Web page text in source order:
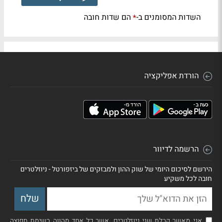
השדות המסומנים ב-*הם שדות חובה
הורדת אפליקציה
הרשמה לדיוור
הירשם לסיכום היומי של שוק ההון ולמבזקים של ביזפורטל - ניוזלטרים
חובה לכל משקיע